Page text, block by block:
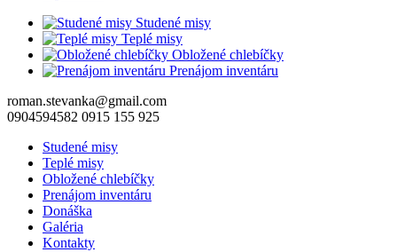
Studené misy
Teplé misy
Obložené chlebíčky
Prenájom inventáru
roman.stevanka@gmail.com
0904594582 0915 155 925
Studené misy
Teplé misy
Obložené chlebíčky
Prenájom inventáru
Donáška
Galéria
Kontakty